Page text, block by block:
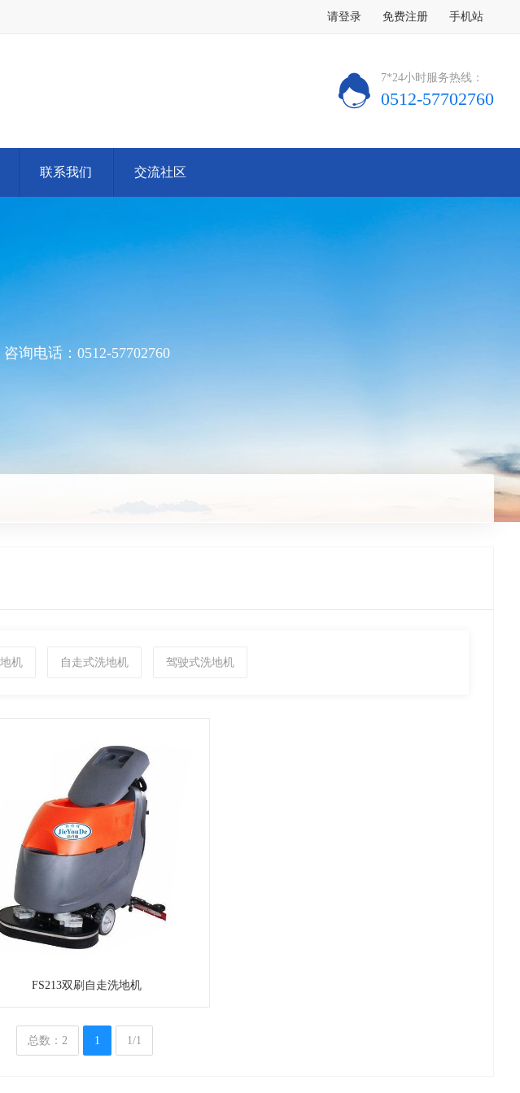
请登录 免费注册 手机站
7*24小时服务热线：
0512-57702760
联系我们 交流社区
询电话：0512-57702760
机 自走式洗地机 驾驶式洗地机
FS213双刷自走洗地机
总数：2 1 1/1